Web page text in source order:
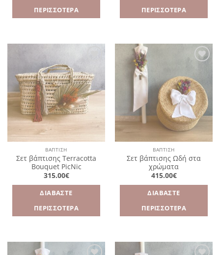
ΠΕΡΙΣΣΌΤΕΡΑ
ΠΕΡΙΣΣΌΤΕΡΑ
Πρόσθήκη
στην
λίστα
επιθυμιών
ΒΑΠΤΙΣΗ
Σετ βάπτισης Terracotta
Bouquet PicNic
315.00€
ΔΙΑΒΆΣΤΕ
ΠΕΡΙΣΣΌΤΕΡΑ
λίστα
επιθυμιών
ΒΑΠΤΙΣΗ
Σετ βάπτισης Ωδή στα
χρώματα
415.00€
ΔΙΑΒΆΣΤΕ
ΠΕΡΙΣΣΌΤΕΡΑ